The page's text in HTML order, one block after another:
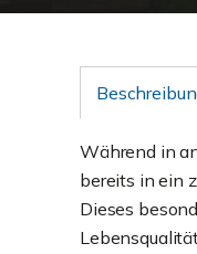
Während in
bereits in ein
Dieses